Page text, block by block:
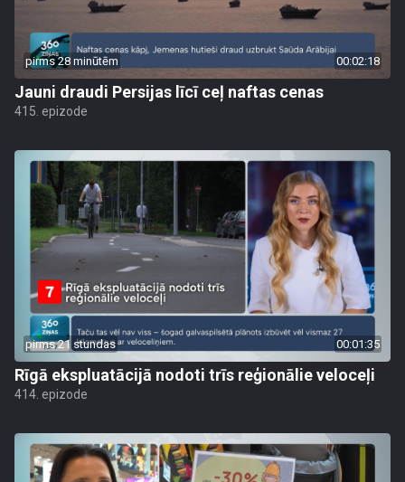
pirms 28 minūtēm 00:02:18
Jauni draudi Persijas līcī ceļ naftas cenas
415. epizode
pirms 21 stundas 00:01:35
Rīgā ekspluatācijā nodoti trīs reģionālie veloceļi
414. epizode